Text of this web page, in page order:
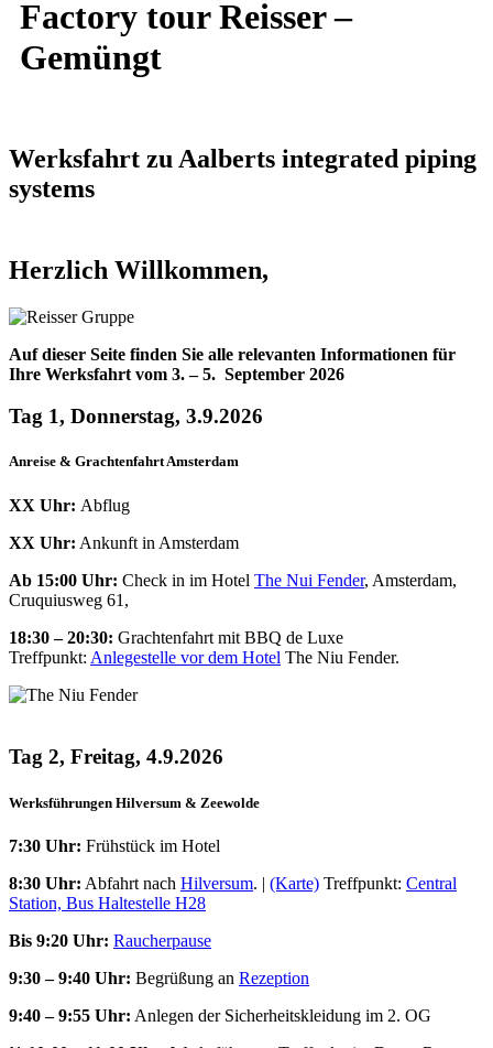
Factory tour Reisser –
Gemüngt
Werksfahrt zu Aalberts integrated piping
systems
Herzlich Willkommen,
Auf dieser Seite finden Sie alle relevanten Informationen für
Ihre Werksfahrt vom 3. – 5. September 2026
Tag 1, Donnerstag, 3.9.2026
Anreise & Grachtenfahrt Amsterdam
XX Uhr: Abflug
XX Uhr: Ankunft in Amsterdam
Ab 15:00 Uhr: Check in im Hotel The Nui Fender, Amsterdam,
Cruquiusweg 61,
18:30 – 20:30: Grachtenfahrt mit BBQ de Luxe
Treffpunkt: Anlegestelle vor dem Hotel The Niu Fender.
Tag 2, Freitag, 4.9.2026
Werksführungen Hilversum & Zeewolde
7:30 Uhr: Frühstück im Hotel
8:30 Uhr: Abfahrt nach Hilversum. | (Karte) Treffpunkt: Central
Station, Bus Haltestelle H28
Bis 9:20 Uhr: Raucherpause
9:30 – 9:40 Uhr: Begrüßung an Rezeption
9:40 – 9:55 Uhr: Anlegen der Sicherheitskleidung im 2. OG